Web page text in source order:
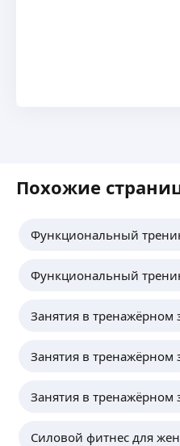
Похожие
Функциональный
Функциональный
Занятия в
Занятия в тренажёрном
Занятия в тренажёрном
Силовой фитнес для